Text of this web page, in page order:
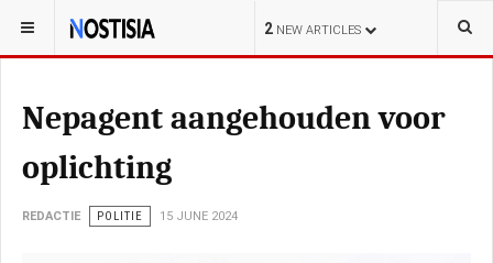
2 NEW ARTICLES
YOU ARE HERE: NEDERLAND
Nepagent aangehouden voor
oplichting
REDACTIE POLITIE 15 JUNE 2024